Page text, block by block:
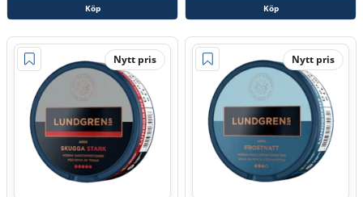
Köp Köp
Nytt pris Nytt pris